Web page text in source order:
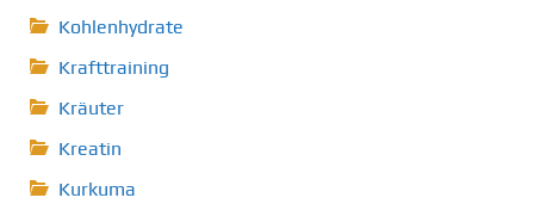
Kohlenhydrate
Krafttraining
Kräuter
Kreatin
Kurkuma